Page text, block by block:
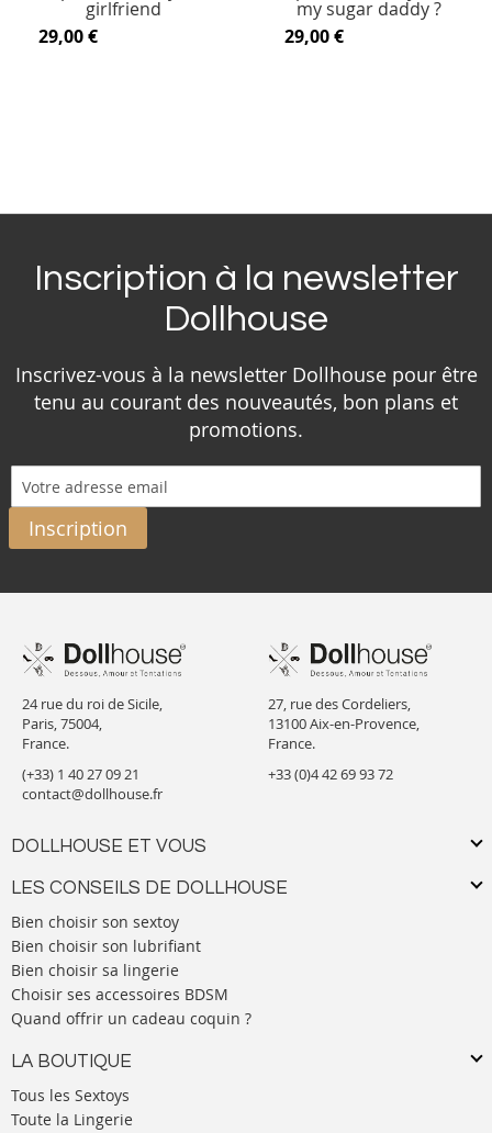
girlfriend
29,00 €
my sugar daddy ?
29,00 €
Inscription à la newsletter
Dollhouse
Inscrivez-vous à la newsletter Dollhouse pour être
tenu au courant des nouveautés, bon plans et
promotions.
Inscription
24 rue du roi de Sicile,
Paris, 75004,
France.
(+33) 1 40 27 09 21
contact@dollhouse.fr
DOLLHOUSE ET VOUS
LES CONSEILS DE DOLLHOUSE
Bien choisir son sextoy
Bien choisir son lubrifiant
Bien choisir sa lingerie
Choisir ses accessoires BDSM
Quand offrir un cadeau coquin ?
LA BOUTIQUE
Tous les Sextoys
Toute la Lingerie
27, rue des Cordeliers,
13100 Aix-en-Provence,
France.
+33 (0)4 42 69 93 72